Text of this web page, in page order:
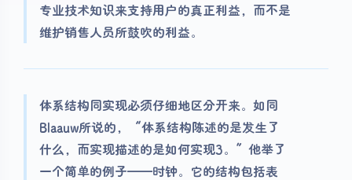
专业技术知识来支持用户的真正利益，而不是
维护销售人员所鼓吹的利益。
体系结构同实现必须仔细地区分开来。如同
Blaauw所说的，“体系结构陈述的是发生了
什么，而实现描述的是如何实现3。”他举了
一个简单的例子——时钟。它的结构包括表